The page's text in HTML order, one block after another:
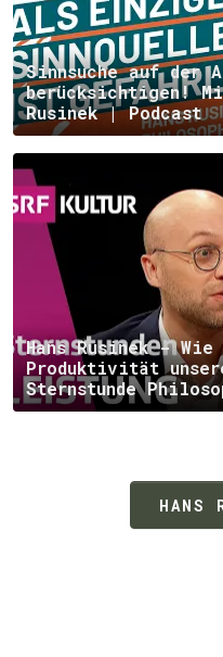
Sinnsuche auf
berücksichtigen!
Rusinek | Podcast
Hans Rusinek -
Produktivität
Sternstunde
HANS